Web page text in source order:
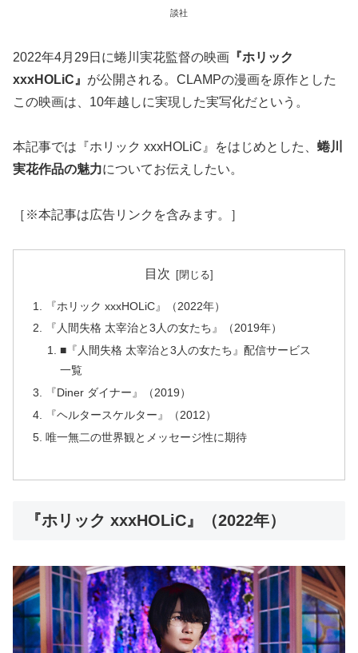
談社
2022年4月29日に蜷川実花監督の映画 『ホリック
xxxHOLiC』 が公開される。CLAMPの漫画を原作とした
この映画は、10年越しに実現した実写化だという。
本記事では『ホリック xxxHOLiC』をはじめとした、 蜷川
実花作品の魅力についてお伝えしたい。
［※本記事は広告リンクを含みます。］
目次
『ホリック xxxHOLiC』（2022年）
『人間失格 太宰治と3人の女たち』（2019年）
■『人間失格 太宰治と3人の女たち』配信サービス
一覧
『Diner ダイナー』（2019）
『ヘルタースケルター』（2012）
唯一無二の世界観とメッセージ性に期待
『ホリック xxxHOLiC』（2022年）